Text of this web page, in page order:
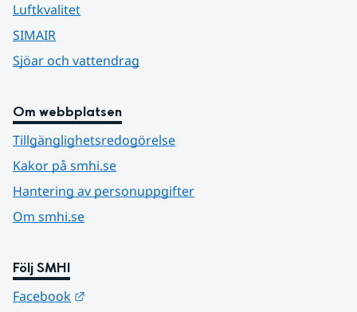
Luftkvalitet
SIMAIR
Sjöar och vattendrag
Om webbplatsen
Tillgänglighetsredogörelse
Kakor på smhi.se
Hantering av personuppgifter
Om smhi.se
Följ SMHI
Facebook